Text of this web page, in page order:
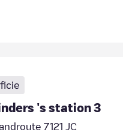
's station 3
7121 JC